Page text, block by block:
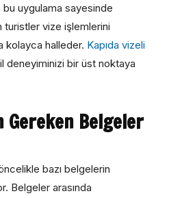
bu uygulama sayesinde
turistler vize işlemlerini
kolayca halleder. Kapıda vizeli
deneyiminizi bir üst noktaya
Gereken Belgeler
bazı belgelerin
Belgeler arasında